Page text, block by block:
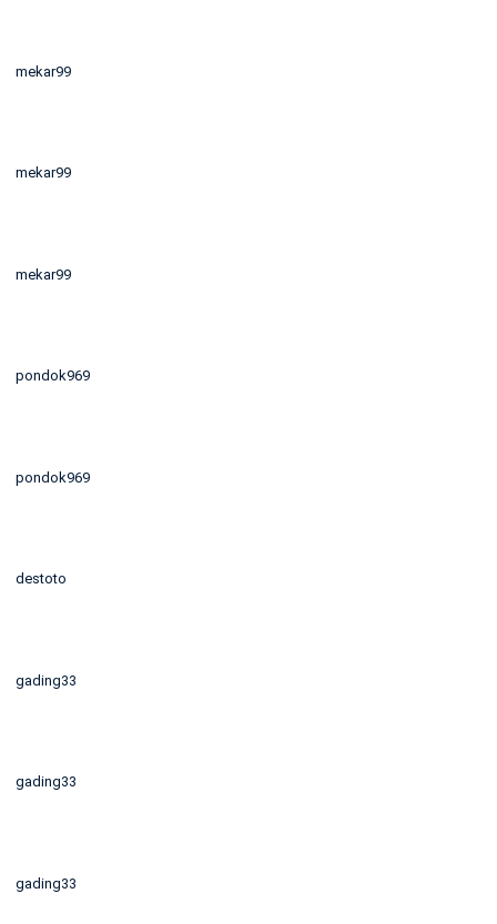
mekar99
mekar99
mekar99
pondok969
pondok969
destoto
gading33
gading33
gading33